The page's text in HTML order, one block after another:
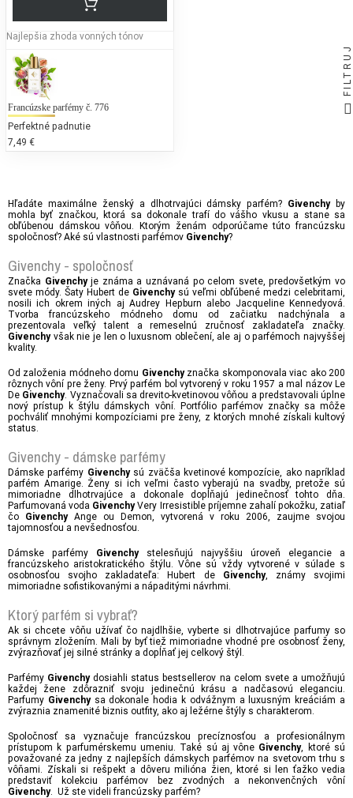
Najlepšia zhoda vonných tónov
Francúzske parfémy č. 776
Perfektné padnutie
7,49 €
Hľadáte maximálne ženský a dlhotrvajúci dámsky parfém? Givenchyby
mohla byť značkou, ktorá sa dokonale trafí do vášho vkusu a stane sa
obľúbenou dámskou vôňou. Ktorým ženám odporúčame túto francúzsku
spoločnosť? Aké sú vlastnosti parfémov Givenchy?
Givenchy - spoločnosť
Značka Givenchyje známa a uznávaná po celom svete, predovšetkým vo
svete módy. Šaty Hubert de Givenchysú veľmi obľúbené medzi celebritami,
nosili ich okrem iných aj Audrey Hepburn alebo Jacqueline Kennedyová.
Tvorba francúzskeho módneho domu od začiatku nadchýnala a
prezentovala veľký talent a remeselnú zručnosť zakladateľa značky.
Givenchyvšak nie je len o luxusnom oblečení, ale aj o parfémoch najvyššej
kvality.
Od založenia módneho domu Givenchyznačka skomponovala viac ako 200
rôznych vôní pre ženy. Prvý parfém bol vytvorený v roku 1957 a mal názov Le
De Givenchy. Vyznačovali sa drevito-kvetinovou vôňou a predstavovali úplne
nový prístup k štýlu dámskych vôní. Portfólio parfémov značky sa môže
pochváliť mnohými kompozíciami pre ženy, z ktorých mnohé získali kultový
status.
Givenchy - dámske parfémy
Dámske parfémy Givenchysú zväčša kvetinové kompozície, ako napríklad
parfém Amarige. Ženy si ich veľmi často vyberajú na svadby, pretože sú
mimoriadne dlhotrvajúce a dokonale dopĺňajú jedinečnosť tohto dňa.
Parfumovaná voda GivenchyVery Irresistible príjemne zahalí pokožku, zatiaľ
čo
GivenchyAnge ou Demon, vytvorená v roku 2006, zaujme svojou
tajomnosťou a nevšednosťou.
Dámske parfémy Givenchystelesňujú najvyššiu úroveň elegancie a
francúzskeho aristokratického štýlu. Vône sú vždy vytvorené v súlade s
osobnosťou svojho zakladateľa: Hubert de
Givenchy, známy svojimi
mimoriadne sofistikovanými a nápaditými návrhmi.
Ktorý parfém si vybrať?
Ak si chcete vôňu užívať čo najdlhšie, vyberte si dlhotrvajúce parfumy so
správnym zložením. Mali by byť tiež mimoriadne vhodné pre osobnosť ženy,
zvýrazňovať jej silné stránky a dopĺňať jej celkový štýl.
Parfémy Givenchydosiahli status bestsellerov na celom svete a umožňujú
každej žene zdôrazniť svoju jedinečnú krásu a nadčasovú eleganciu.
Parfumy Givenchysa dokonale hodia k odvážnym a luxusným kreáciám a
zvýraznia znamenité biznis outfity, ako aj ležérne štýly s charakterom.
Spoločnosť sa vyznačuje francúzskou precíznosťou a profesionálnym
prístupom k parfumérskemu umeniu. Také sú aj vône Givenchy, ktoré sú
považované za jedny z najlepších dámskych parfémov na svetovom trhu s
vôňami. Získali si rešpekt a dôveru milióna žien, ktoré si len ťažko vedia
predstaviť kolekciu parfémov bez zvodných a nekonvenčných vôní
Givenchy. Už ste videli francúzsky parfém?
FILTRUJ